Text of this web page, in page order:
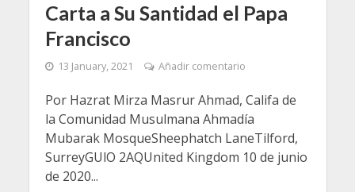
Carta a Su Santidad el Papa
Francisco
13 January, 2021 Añadir comentario
Por Hazrat Mirza Masrur Ahmad, Califa de
la Comunidad Musulmana Ahmadía
Mubarak MosqueSheephatch LaneTilford,
SurreyGUlO 2AQUnited Kingdom 10 de junio
de 2020...